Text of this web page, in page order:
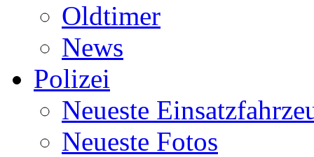
Oldtimer
News
Polizei
Neueste
Neueste Fotos